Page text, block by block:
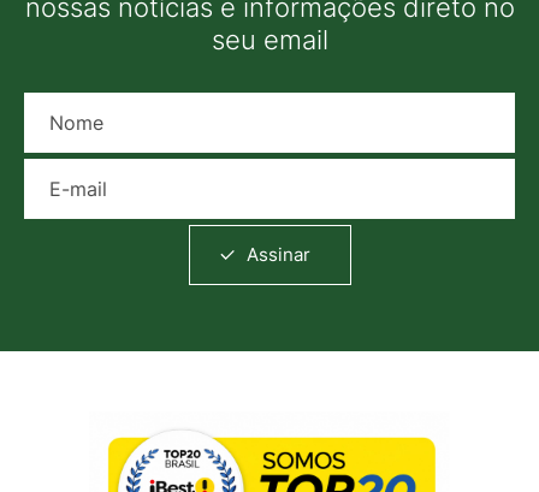
nossas notícias e informações direto no
seu email
Assinar